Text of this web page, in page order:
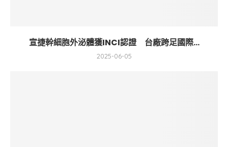
宣捷幹細胞外泌體獲INCI認證 台廠跨足國際...
2025-06-05